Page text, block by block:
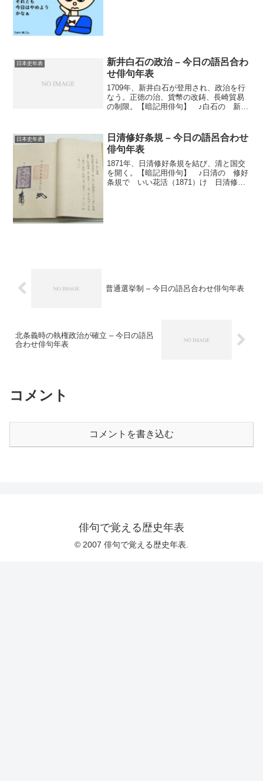
日本史年表
新井白石の政治 – 今日の語呂合わ
せ俳句年表
1709年、新井白石が登用され、政治を行
なう。正徳の治、貨幣の改鋳、長崎貿易
の制限。【暗記用俳句】 ♪白石の 新た
日本史年表
日清修好条規 – 今日の語呂合わせ
俳句年表
1871年、日清修好条規を結び、清と国交
を開く。【暗記用俳句】 ♪日清の 修好
条規で いい花活（1871）け 日清修好
平等条約（ふびょうどうじょうやく）の
改正（かいせい）を目指すこととなっ
普通選挙制 – 今日の語呂合わせ俳句年表
北条義時の執権政治が確立 – 今日の語呂
合わせ俳句年表
コメント
コメントを書き込む
俳句で覚える歴史年表
© 2007 俳句で覚える歴史年表.